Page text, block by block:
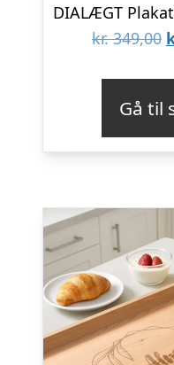
DIALÆGT Plakat
kr.349,00
Gå til